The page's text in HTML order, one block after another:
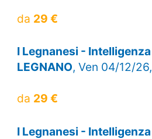
da 29 €
I Legnanesi -
LEGNANO, Ven 04/12/26,
da 29 €
I Legnanesi -